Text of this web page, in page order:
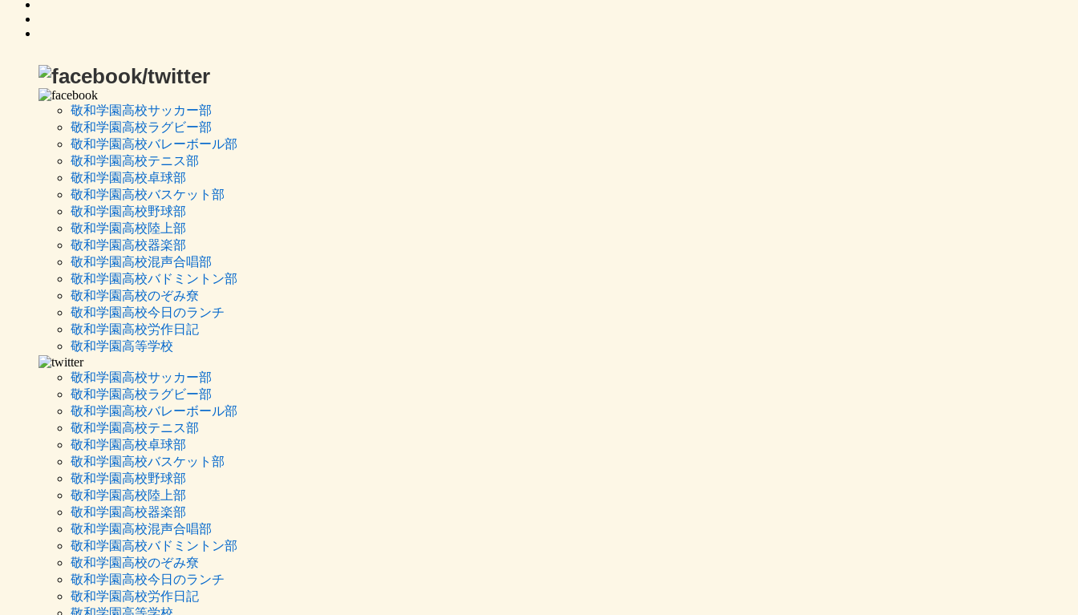
敬和学園高校サッカー部
敬和学園高校ラグビー部
敬和学園高校バレーボール部
敬和学園高校テニス部
敬和学園高校卓球部
敬和学園高校バスケット部
敬和学園高校野球部
敬和学園高校陸上部
敬和学園高校器楽部
敬和学園高校混声合唱部
敬和学園高校バドミントン部
敬和学園高校のぞみ尞
敬和学園高校今日のランチ
敬和学園高校労作日記
敬和学園高等学校
敬和学園高校サッカー部
敬和学園高校ラグビー部
敬和学園高校バレーボール部
敬和学園高校テニス部
敬和学園高校卓球部
敬和学園高校バスケット部
敬和学園高校野球部
敬和学園高校陸上部
敬和学園高校器楽部
敬和学園高校混声合唱部
敬和学園高校バドミントン部
敬和学園高校のぞみ尞
敬和学園高校今日のランチ
敬和学園高校労作日記